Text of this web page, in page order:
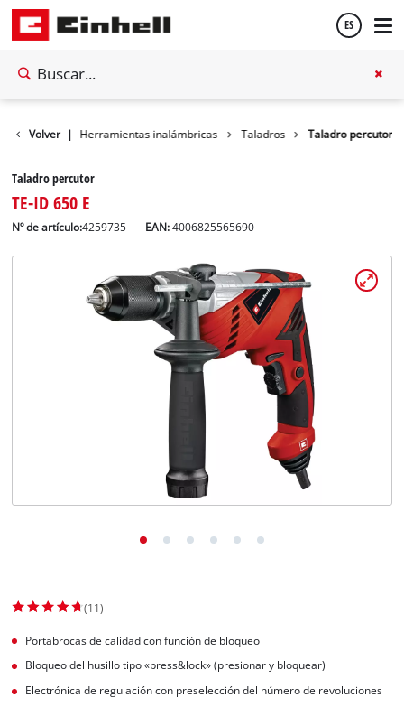
ES
Volver |
Taller Herramientas inalámbricas Taladros Taladro percutor
Taladro percutor
TE-ID 650 E
Nº de artículo:4259735 EAN:4006825565690
(11)
Portabrocas de calidad con función de bloqueo
Bloqueo del husillo tipo «press&lock» (presionar y bloquear)
Electrónica de regulación con preselección del número de revoluciones